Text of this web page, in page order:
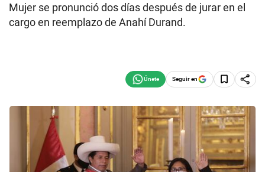
Mujer se pronunció dos días después de jurar en el
cargo en reemplazo de Anahí Durand.
Seguir en